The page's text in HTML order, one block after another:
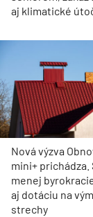
aj klimatické
Nová výzva
mini+
menej
aj dotáciu na
strechy